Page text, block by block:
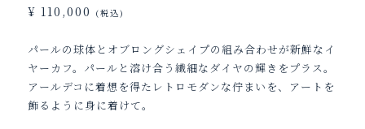
¥ 110,000 (税込)
パールの球体とオブロングシェイプの組み合わせが新鮮なイ
ヤーカフ。パールと溶け合う繊細なダイヤの輝きをプラス。
アールデコに着想を得たレトロモダンな佇まいを、アートを
飾るように身に着けて。